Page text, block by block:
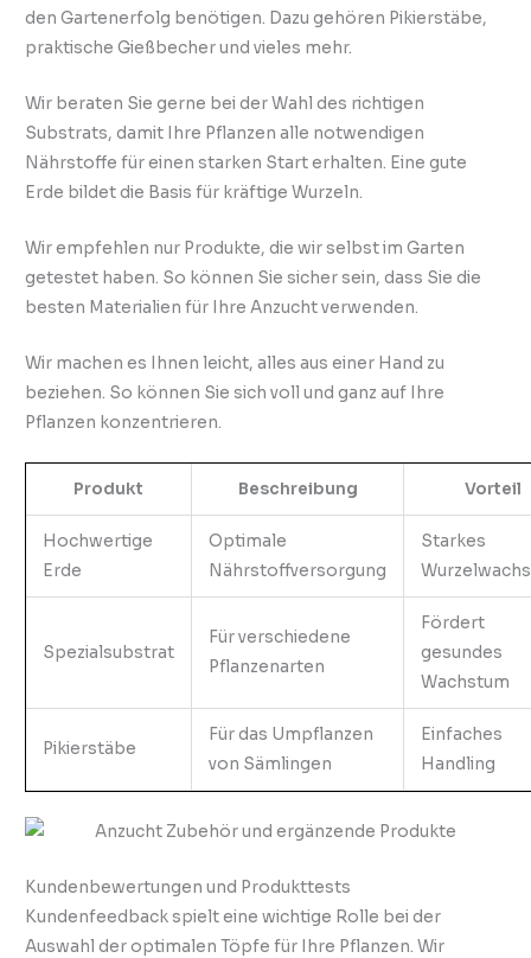
den Gartenerfolg benötigen. Dazu gehören Pikierstäbe,
praktische Gießbecher und vieles mehr.
Wir beraten Sie gerne bei der Wahl des richtigen
Substrats, damit Ihre Pflanzen alle notwendigen
Nährstoffe für einen starken Start erhalten. Eine gute
Erde bildet die Basis für kräftige Wurzeln.
Wir empfehlen nur Produkte, die wir selbst im Garten
getestet haben. So können Sie sicher sein, dass Sie die
besten Materialien für Ihre Anzucht verwenden.
Wir machen es Ihnen leicht, alles aus einer Hand zu
beziehen. So können Sie sich voll und ganz auf Ihre
Pflanzen konzentrieren.
Produkt Beschreibung Vorteil
Hochwertige
Erde
Optimale
Nährstoffversorgung
Starkes
Spezialsubstrat
Für verschiedene
Pflanzenarten
Fördert
gesundes
Wachstum
Pikierstäbe
Für das Umpflanzen
von Sämlingen
Einfaches
Handling
Kundenbewertungen und Produkttests
Kundenfeedback spielt eine wichtige Rolle bei der
Auswahl der optimalen Töpfe für Ihre Pflanzen. Wir